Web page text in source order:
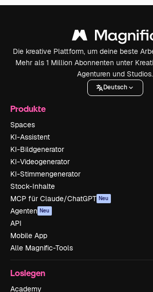
Die kreative Plattform, um deine beste
Mehr als 1 Million Abonnenten unter
Agenturen und Studios.
Deutsch
Produkte
Spaces
KI-Assistent
KI-Bildgenerator
KI-Videogenerator
KI-Stimmengenerator
Stock-Inhalte
MCP für Claude/ChatGPT Neu
Agenten Neu
API
Mobile App
Alle Magnific-Tools
Loslegen
Academy